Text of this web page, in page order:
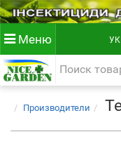
Меню
Производители